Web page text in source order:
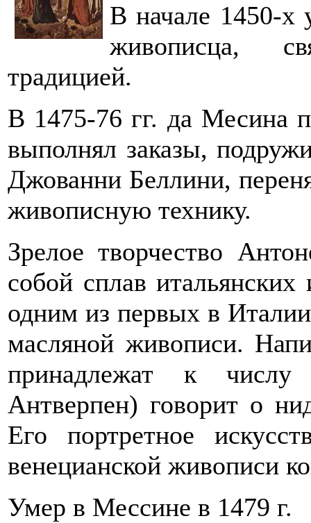
В начале 1450-х
живописца,
традицией.
В 1475-76 гг. да Месина
выполнял заказы,
Джованни Беллини,
живописную технику.
Зрелое творчество
собой сплав
одним из первых в Италии
масляной живописи.
принадлежат к
Антверпен) говорит о
Его портретное
венецианской живописи
Умер в Мессине в 1479 г.